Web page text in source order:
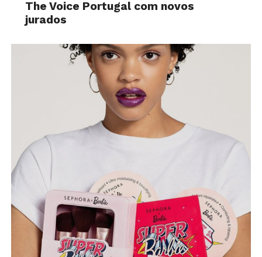
The Voice Portugal com novos
jurados